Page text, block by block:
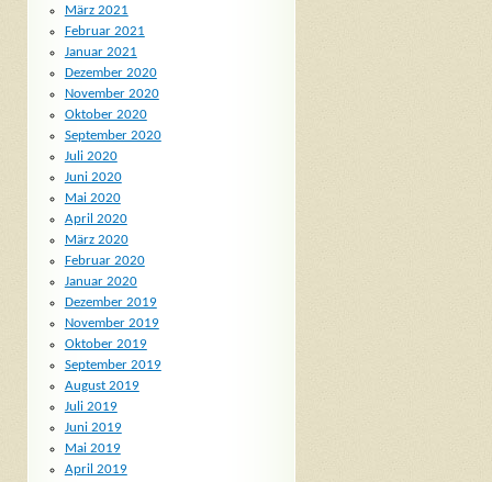
März 2021
Februar 2021
Januar 2021
Dezember 2020
November 2020
Oktober 2020
September 2020
Juli 2020
Juni 2020
Mai 2020
April 2020
März 2020
Februar 2020
Januar 2020
Dezember 2019
November 2019
Oktober 2019
September 2019
August 2019
Juli 2019
Juni 2019
Mai 2019
April 2019